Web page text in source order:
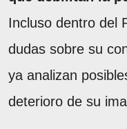
Incluso dentro del
dudas sobre su
ya analizan
deterioro de su